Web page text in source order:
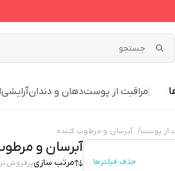
مراقبت از پوستدهان و دندانآرایشی
از پوست/ آبرسان و مرطوب کننده
حذف فیلترها
آبرسان و
مرتب سازی